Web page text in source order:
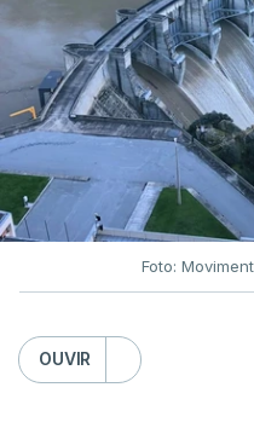
ARTIGOS RELACIONADOS
7
Foto:
OUVIR